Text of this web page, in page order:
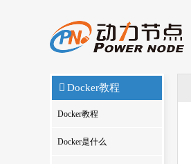
Docker教程
Docker教程
Docker是什么